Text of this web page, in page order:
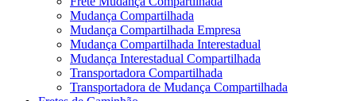
Mudança Compartilhada
Mudança Compartilhada Empresa
Mudança Compartilhada Interestadual
Mudança Interestadual Compartilhada
Transportadora Compartilhada
Transportadora de Mudança Compartilhada